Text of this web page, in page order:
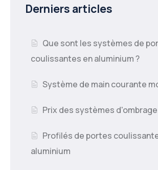
Derniers articles
Que sont les systèmes de
coulissantes en aluminium ?
Système de main courante
Prix des systèmes d'ombrage
Profilés de portes
aluminium